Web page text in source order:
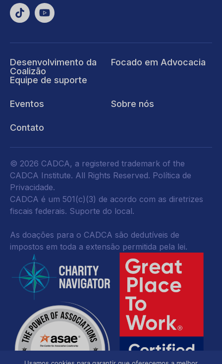
Desenvolvimento da
Coalizão
Equipe de suporte
Focado em Advocacia
Eventos Sobre nós
Contato
© 2026 CADCA, a registered trademark of the
CADCA Institute. All Rights Reserved. Política de
Privacidade.
CADCA é um 501(c)(3) de acordo com as diretrizes
fiscais federais. Suporte do local.
As doações para o CADCA são dedutíveis de
impostos em toda a extensão permitida pela lei.